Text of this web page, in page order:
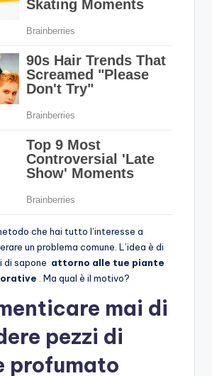
che hai tutto l’interesse a
un problema comune. L’idea è di
di sapone attorno alle tue piante
. Ma qual è il motivo?
mai di
pezzi di
profumato